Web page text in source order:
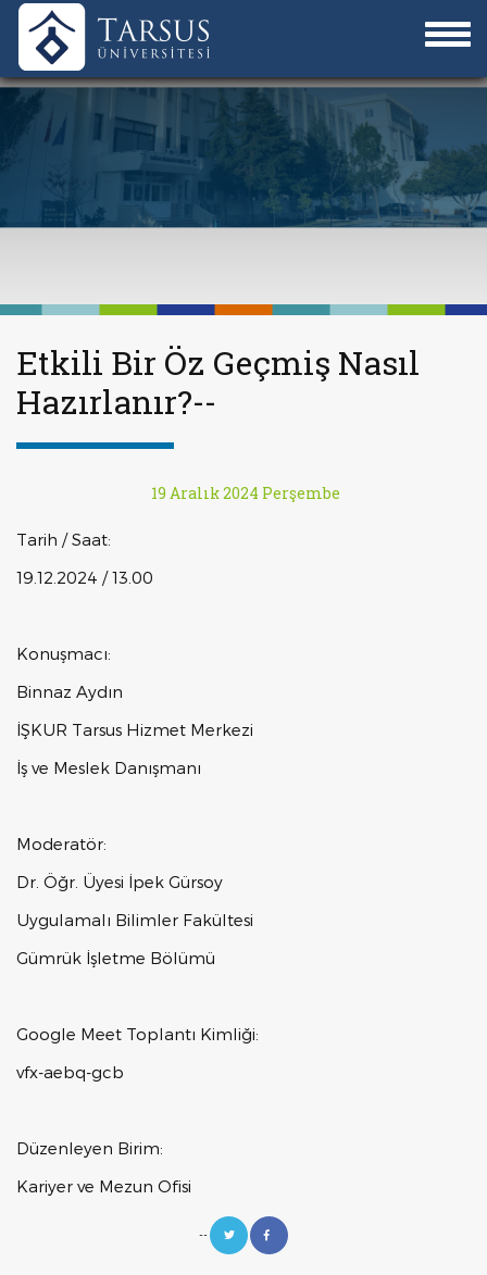
Etkili Bir Öz Geçmiş Nasıl
Hazırlanır?--
19 Aralık 2024 Perşembe
Tarih / Saat:
19.12.2024 / 13.00
Konuşmacı:
Binnaz Aydın
İŞKUR Tarsus Hizmet Merkezi
İş ve Meslek Danışmanı
Moderatör:
Dr. Öğr. Üyesi İpek Gürsoy
Uygulamalı Bilimler Fakültesi
Gümrük İşletme Bölümü
Google Meet Toplantı Kimliği:
vfx-aebq-gcb
Düzenleyen Birim:
Kariyer ve Mezun Ofisi
--